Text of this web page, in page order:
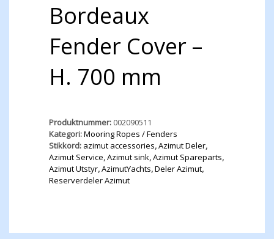
Bordeaux
Fender Cover –
H. 700 mm
Produktnummer: 002090511
Kategori:Mooring Ropes / Fenders
Stikkord: azimut accessories,Azimut Deler,
Azimut Service,Azimut sink,Azimut Spareparts,
Azimut Utstyr,AzimutYachts,Deler Azimut,
Reserverdeler Azimut